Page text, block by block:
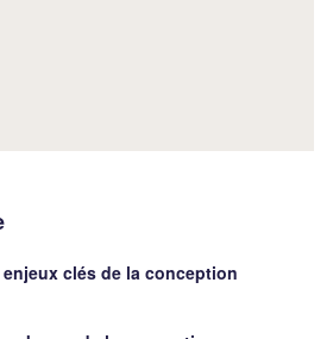
clés de la conception